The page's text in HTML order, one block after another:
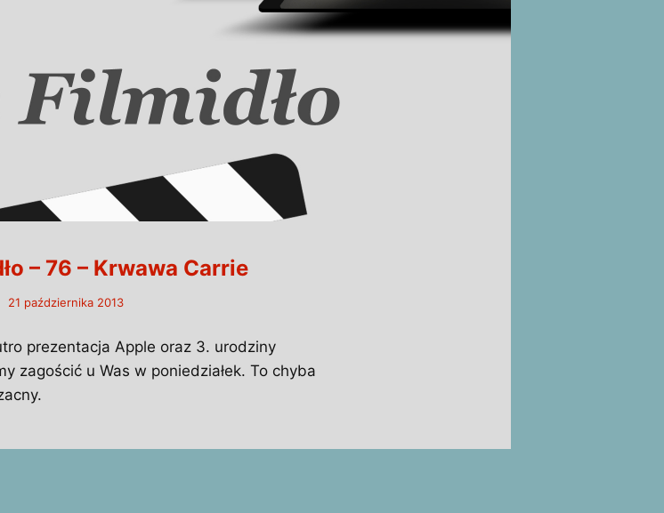
– 76 – Krwawa Carrie
21 października 2013
prezentacja Apple oraz 3. urodziny
zagościć u Was w poniedziałek. To chyba